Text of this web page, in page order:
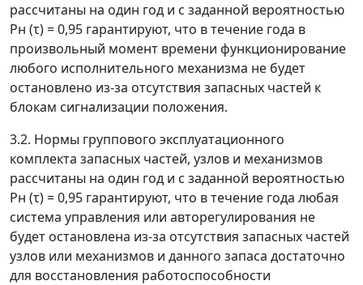
рассчитаны на один год и с заданной вероятностью
Pн (τ) = 0,95 гарантируют, что в течение года в
произвольный момент времени функционирование
любого исполнительного механизма не будет
остановлено из-за отсутствия запасных частей к
блокам сигнализации положения.
3.2. Нормы группового эксплуатационного
комплекта запасных частей, узлов и механизмов
рассчитаны на один год и с заданной вероятностью
Pн (τ) = 0,95 гарантируют, что в течение года любая
система управления или авторегулирования не
будет остановлена из-за отсутствия запасных частей
узлов или механизмов и данного запаса достаточно
для восстановления работоспособности